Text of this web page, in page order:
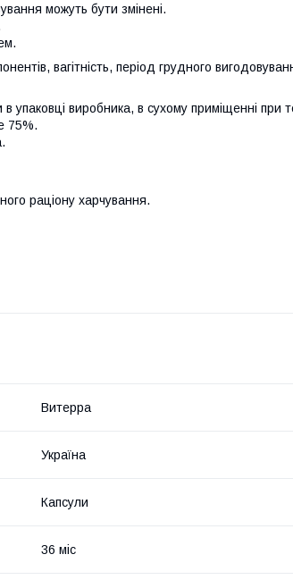
можуть бути змінені.
вагітність, період грудного
в упаковці виробника, в сухому приміщенні при
75%.
раціону харчування.
Витерра
Україна
Капсули
36 міс